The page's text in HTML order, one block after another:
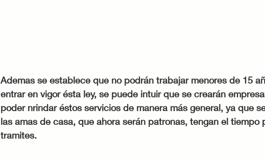
Ademas se establece que no podrán trabajar menores de 15
entrar en vigor ésta ley, se puede intuir que se crearán
poder nrindar éstos servicios de manera más general, ya que
las amas de casa, que ahora serán patronas, tengan el tiempo
tramites.